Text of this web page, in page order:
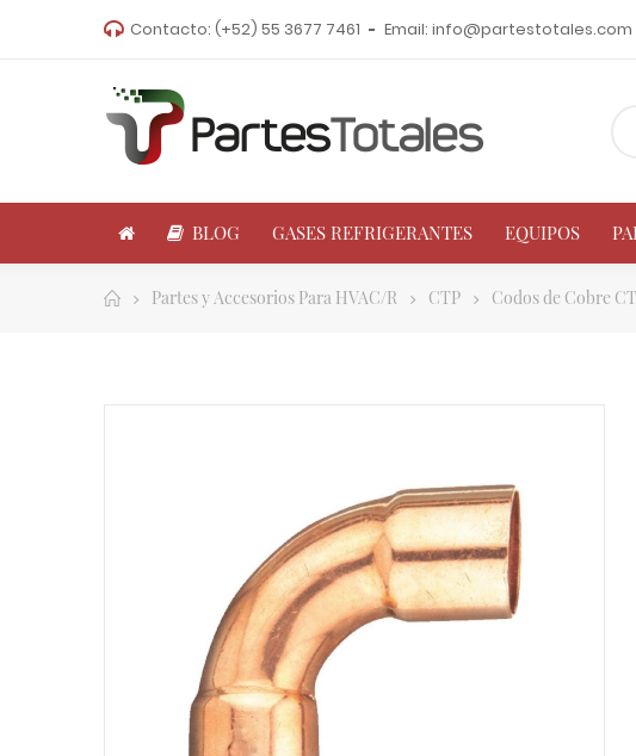
Contacto: (+52) 55 3677 7461 Email: info@partestotales.com
BLOG GASES REFRIGERANTES EQUIPOS
Partes y Accesorios Para HVAC/R CTP Codos de Cobre